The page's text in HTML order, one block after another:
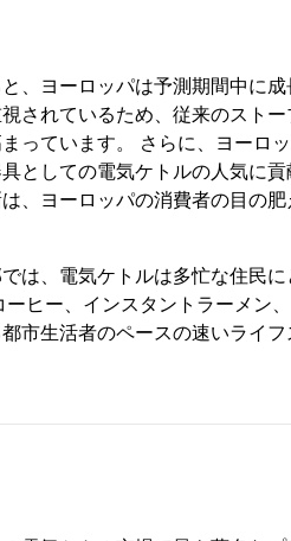
、ヨーロッパは予測期間中に
されているため、従来のスト
っています。 さらに、ヨーロ
としての電気ケトルの人気に
、ヨーロッパの消費者の目の
は、電気ケトルは多忙な住民
ヒー、インスタントラーメン
市生活者のペースの速いライ